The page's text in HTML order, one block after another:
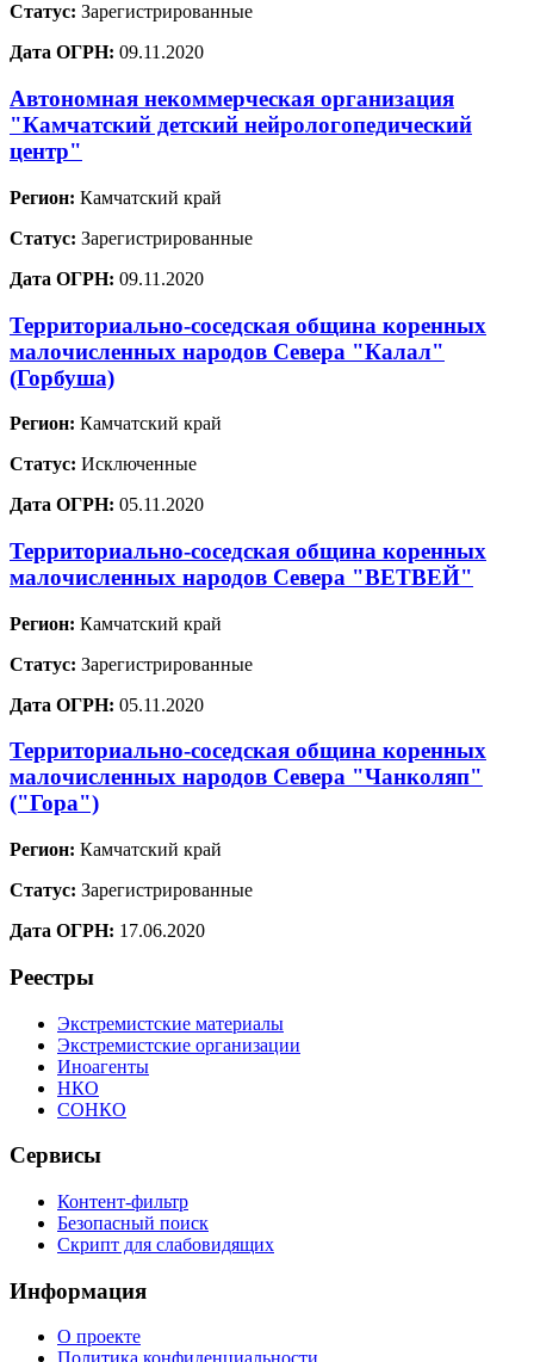
Статус: Зарегистрированные
Дата ОГРН: 09.11.2020
Автономная некоммерческая организация
"Камчатский детский нейрологопедический
центр"
Регион: Камчатский край
Статус: Зарегистрированные
Дата ОГРН: 09.11.2020
Территориально-соседская община коренных
малочисленных народов Севера "Калал"
(Горбуша)
Регион: Камчатский край
Статус: Исключенные
Дата ОГРН: 05.11.2020
Территориально-соседская община коренных
малочисленных народов Севера "ВЕТВЕЙ"
Регион: Камчатский край
Статус: Зарегистрированные
Дата ОГРН: 05.11.2020
Территориально-соседская община коренных
малочисленных народов Севера "Чанколяп"
("Гора")
Регион: Камчатский край
Статус: Зарегистрированные
Дата ОГРН: 17.06.2020
Реестры
Экстремистские материалы
Экстремистские организации
Иноагенты
НКО
СОНКО
Сервисы
Контент-фильтр
Безопасный поиск
Скрипт для слабовидящих
Информация
О проекте